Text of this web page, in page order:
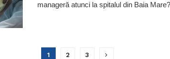
manageră atunci la spitalul din Baia
1 2 3